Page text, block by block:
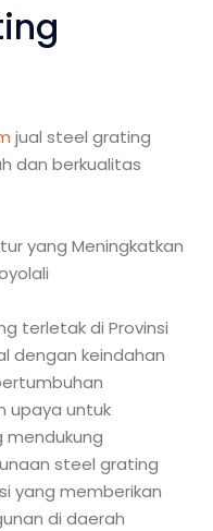
jual steel grating
dan berkualitas
yang Meningkatkan
terletak di Provinsi
dengan keindahan
upaya untuk
steel grating
yang memberikan
di daerah